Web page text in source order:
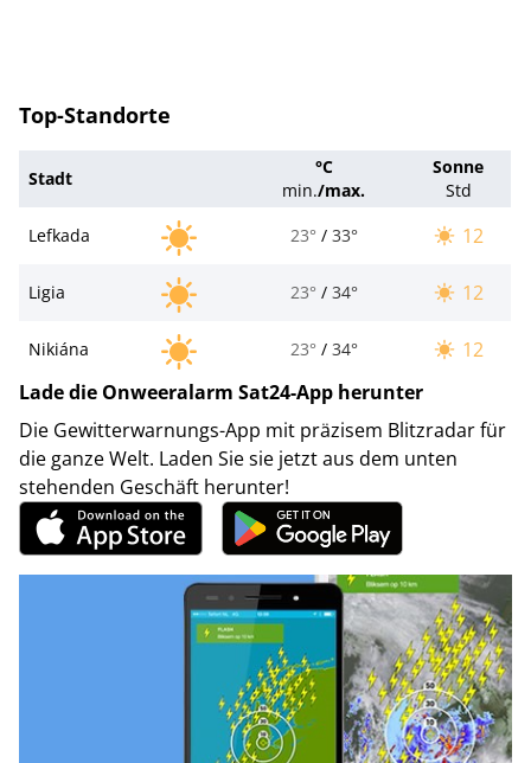
Top-Standorte
Stadt
°C
min./max.
Sonne
Std
Lefkada
23° / 33° 12
Ligia 23° / 34° 12
Nikiána 23° / 34°
12
Lade die Onweeralarm Sat24-App herunter
Die Gewitterwarnungs-App mit präzisem Blitzradar für
die ganze Welt. Laden Sie sie jetzt aus dem unten
stehenden Geschäft herunter!